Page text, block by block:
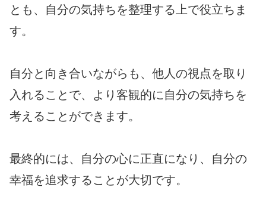
とも、自分の気持ちを整理する上で役立ちま
す。
自分と向き合いながらも、他人の視点を取り
入れることで、より客観的に自分の気持ちを
考えることができます。
最終的には、自分の心に正直になり、自分の
幸福を追求することが大切です。